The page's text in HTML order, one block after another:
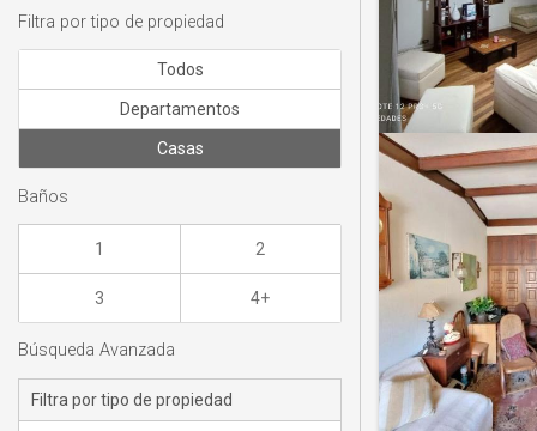
Filtra por tipo de propiedad
Todos
Departamentos
Casas
Baños
1 2
3 4+
Búsqueda Avanzada
Filtra por tipo de propiedad